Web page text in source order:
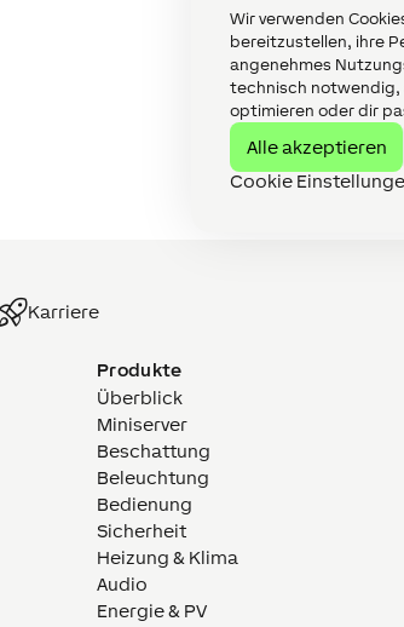
Wir verwenden
bereitzustellen, ihre
angenehmes
technisch notwendig,
optimieren oder dir
Alle akzeptieren
Cookie
Karriere
Produkte
Überblick
Miniserver
Beschattung
Beleuchtung
Bedienung
Sicherheit
Heizung & Klima
Audio
Energie & PV